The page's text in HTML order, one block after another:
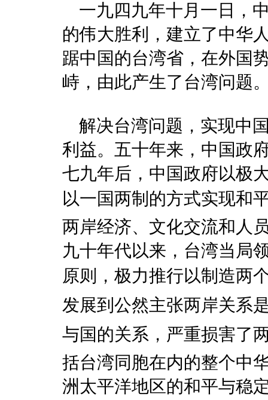
一九四九年十月一日，
的伟大胜利，建立了中华
踞中国的台湾省，在外国
峙，由此产生了台湾问题
解决台湾问题，实现中
利益。五十年来，中国政
七九年后，中国政府以极
以一国两制的方式实现
两岸经济、文化交流和人
九十年代以来，台湾当局
原则，极力推行以制造两
发展到公然主张两岸关系
与国的关系，严重损害了
括台湾同胞在内的整个中
洲太平洋地区的和平与稳